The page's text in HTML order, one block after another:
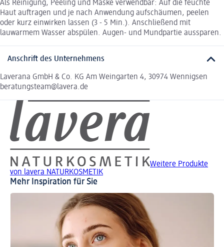
Als Reinigung, Peeling und Maske verwendbar: Auf die feuchte
Haut auftragen und je nach Anwendung aufschäumen, peelen
oder kurz einwirken lassen (3 - 5 Min.). Anschließend mit
lauwarmem Wasser abspülen. Augen- und Mundpartie aussparen.
Anschrift des Unternehmens
Laverana GmbH & Co. KG Am Weingarten 4, 30974 Wennigsen
beratungsteam@lavera.de
Weitere Produkte
von lavera NATURKOSMETIK
Mehr Inspiration für Sie